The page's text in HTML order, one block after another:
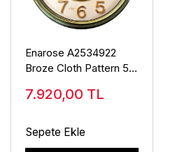
Enarose A2534922
Broze Cloth Pattern 53
7.920,00 TL
Sepete Ekle